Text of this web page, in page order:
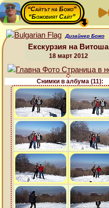
“Сайтът на Божо”
“Божовият Сайт”
Дизайнер Божо
Екскурзия на Витоша
18 март 2012
Снимки в албума (11):